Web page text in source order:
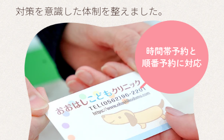
対策を意識した体制を整えました。
時間帯予約と
順番予約に対応